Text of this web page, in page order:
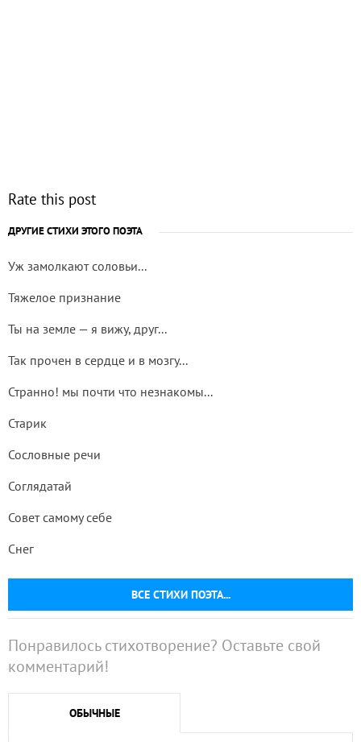
Rate this post
ДРУГИЕ СТИХИ ЭТОГО ПОЭТА
ВСЕ СТИХИ ПОЭТА...
Уж замолкают соловьи...
Тяжелое признание
Ты на земле — я вижу, друг...
Так прочен в сердце и в мозгу...
Странно! мы почти что незнакомы...
Старик
Сословные речи
Соглядатай
Совет самому себе
Снег
Понравилось стихотворение? Оставьте свой
комментарий!
ОБЫЧНЫЕ